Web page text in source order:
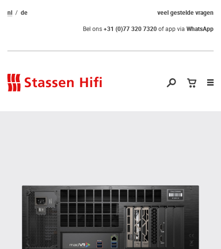
veel gestelde vragen
nl de
Bel ons+31 (0)77 320 7320of app via WhatsApp